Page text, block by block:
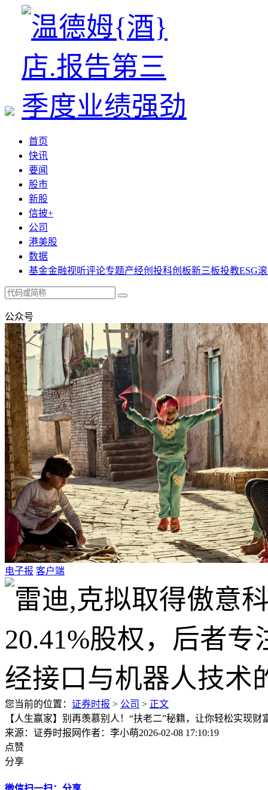
首页
快讯
要闻
股市
新股
信披+
公司
港美股
数据
基金金融视听评论专题产经创投科创板新三板投教ESG
公众号
电子报 客户端
您当前的位置： 证券时报 > 公司 > 正文
【人生赢家】别再羡慕别人！“扶老二”秘籍，让你轻松实现财
来源：证券时报网作者：李小萌2026-02-08 17:10:19
点赞
分享